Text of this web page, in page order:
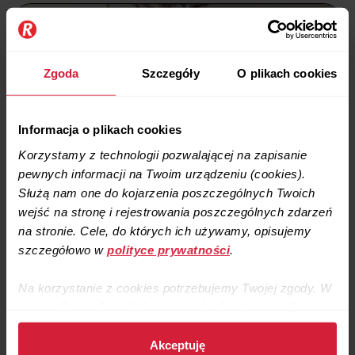
Zgoda Szczegóły O plikach cookies
Informacja o plikach cookies
Korzystamy z technologii pozwalającej na zapisanie
pewnych informacji na Twoim urządzeniu (cookies).
Służą nam one do kojarzenia poszczególnych Twoich
wejść na stronę i rejestrowania poszczególnych zdarzeń
na stronie. Cele, do których ich używamy, opisujemy
szczegółowo w polityce prywatności.
Na korzystanie z cookies potrzebujemy Twojej zgody. W
działania strony, zgodę stanowi samo dalsze korzystanie
Akceptuję